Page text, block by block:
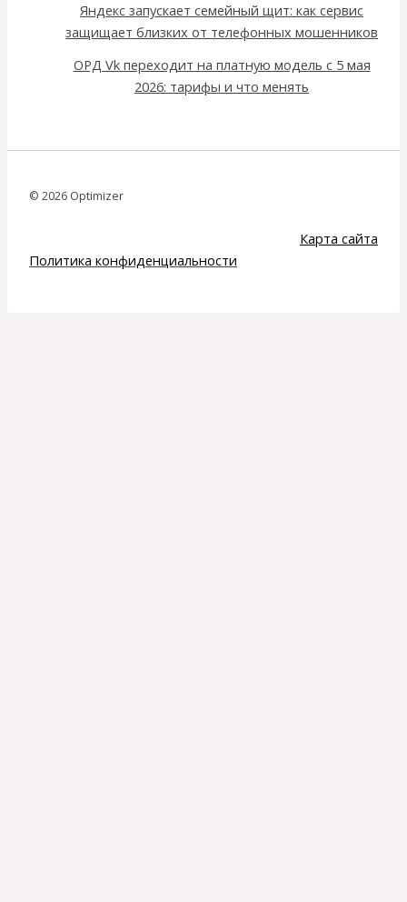
Яндекс запускает семейный щит: как сервис
защищает близких от телефонных мошенников
ОРД Vk переходит на платную модель с 5 мая
2026: тарифы и что менять
© 2026 Optimizer
Карта сайта
Политика конфиденциальности